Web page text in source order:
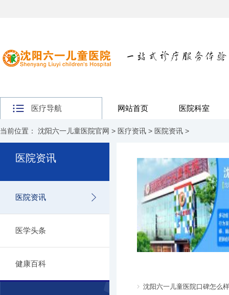
医疗导航 网站首页 医院科室
当前位置： 沈阳六一儿童医院官网 > 医疗资讯 > 医院资讯 >
医院资讯
医院资讯
医学头条
健康百科
沈阳六一儿童医院口碑怎么